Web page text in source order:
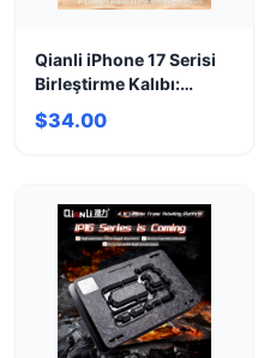
Qianli iPhone 17 Serisi
Birleştirme Kalıbı:
Kusursuz Ekran Montajı
$34.00